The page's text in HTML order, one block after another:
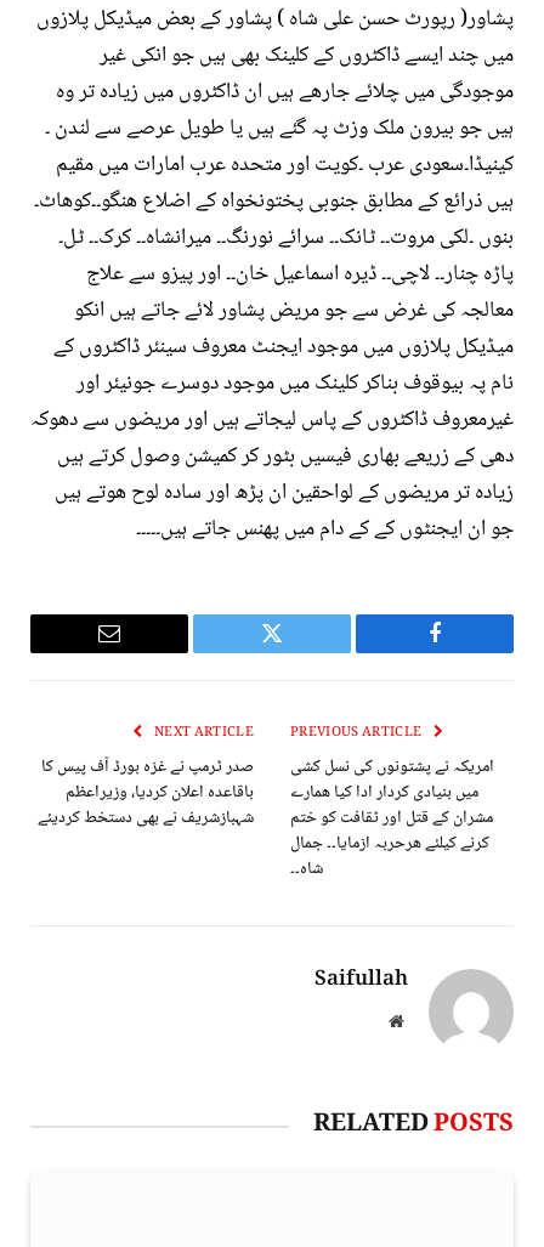
پشاور( رپورٹ حسن علی شاہ ) پشاور کے بعض میڈیکل پلازوں
میں چند ایسے ڈاکٹروں کے کلینک بھی ہیں جو انکی غیر
موجودگی میں چلائے جارھے ہیں ان ڈاکٹروں میں زیادہ تر وہ
ہیں جو بیرون ملک وزٹ پہ گئے ہیں یا طویل عرصے سے لندن ۔
کینیڈا۔سعودی عرب ۔کویت اور متحدہ عرب امارات میں مقیم
ہیں ذرائع کے مطابق جنوبی پختونخواہ کے اضلاع ھنگو۔۔کوھاٹ۔
بنوں ۔لکی مروت۔۔ ٹانک۔۔ سرائے نورنگ۔۔ میرانشاہ۔۔ کرک۔۔ ٹل۔
پاڑہ چنار۔۔ لاچی۔۔ ڈیرہ اسماعیل خان۔۔ اور پیزو سے علاج
معالجہ کی غرض سے جو مریض پشاور لائے جاتے ہیں انکو
میڈیکل پلازوں میں موجود ایجنٹ معروف سینئر ڈاکٹروں کے
نام پہ بیوقوف بناکر کلینک میں موجود دوسرے جونیئر اور
غیرمعروف ڈاکٹروں کے پاس لیجاتے ہیں اور مریضوں سے دھوکہ
دھی کے زریعے بھاری فیسیں بٹور کر کمیشن وصول کرتے ہیں
زیادہ تر مریضوں کے لواحقین ان پڑھ اور سادہ لوح ھوتے ہیں
جو ان ایجنٹوں کے کے دام میں پھنس جاتے ہیں۔۔۔۔۔
Facebook
Twitter
Email
امریکہ نے پشتونوں کی نسل کشی
میں بنیادی کردار ادا کیا ھمارے
مشران کے قتل اور ٹقافت کو ختم
کرنے کیلئے ھرحربہ ازمایا۔۔ جمال
شاہ۔۔
NEXT ARTICLE
صدر ٹرمپ نے غزہ بورڈ آف پیس کا
باقاعده اعلان کردیا، وزیراعظم
شہبازشریف نے بھی دستخط کرديئے
Saifullah
Website
RELATEDPOSTS